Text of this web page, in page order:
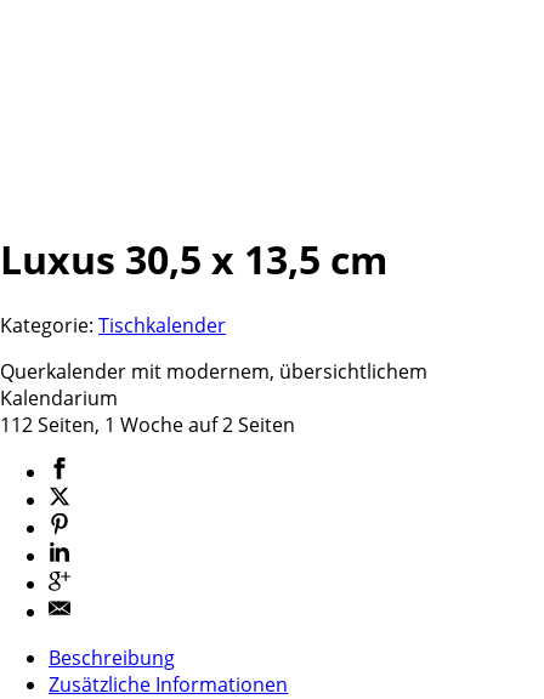
Luxus 30,5 x 13,5 cm
Kategorie: Tischkalender
Querkalender mit modernem, übersichtlichem
Kalendarium
112 Seiten, 1 Woche auf 2 Seiten
Beschreibung
Zusätzliche Informationen